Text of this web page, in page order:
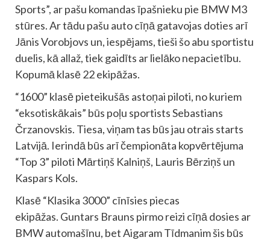
Sports”, ar pašu komandas īpašnieku pie BMW M3
stūres. Ar tādu pašu auto cīņā gatavojas doties arī
Jānis Vorobjovs un, iespējams, tieši šo abu sportistu
duelis, kā allaž, tiek gaidīts ar lielāko nepacietību.
Kopumā klasē 22 ekipāžas.
“1600” klasē pieteikušās astoņai piloti, no kuriem
“eksotiskākais” būs poļu sportists Sebastians
Črzanovskis. Tiesa, viņam tas būs jau otrais starts
Latvijā. Ierindā būs arī čempionāta kopvērtējuma
“Top 3” piloti Mārtiņš Kalniņš, Lauris Bērziņš un
Kaspars Kols.
Klasē “Klasika 3000” cīnīsies piecas
ekipāžas. Guntars Brauns pirmo reizi cīņā dosies ar
BMW automašīnu, bet Aigaram Tīdmanim šis būs